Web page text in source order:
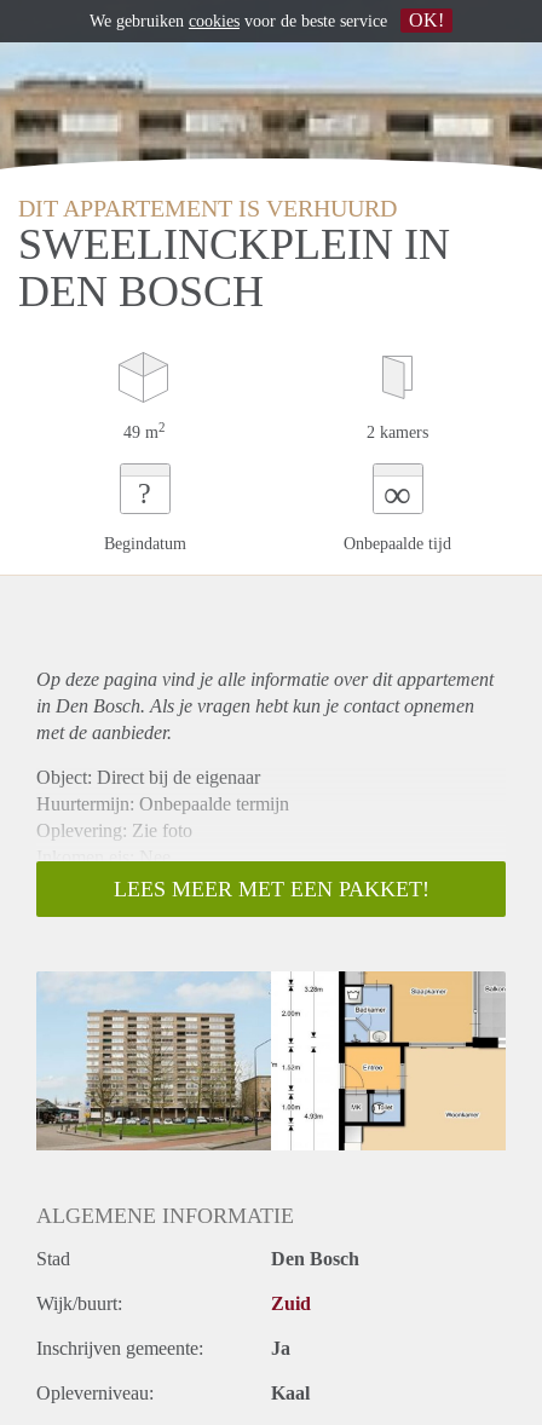
DIT APPARTEMENT IS VERHUURD
SWEELINCKPLEIN IN
DEN BOSCH
49 m2 2 kamers
?
Begindatum
∞
Onbepaalde tijd
Op deze pagina vind je alle informatie over ditappartement
in Den Bosch. Als je vragen hebt kun je contact opnemen
met de aanbieder.
Object: Direct bij de eigenaar
Huurtermijn: Onbepaalde termijn
Oplevering: Zie foto
Inkomen eis: Nee
Garantiestelling mogelijk: Nee
Borg: 1 Maand
Huisdieren toegestaan: Afhankelijk van de Eigenaar
Huurtoeslag grens: Ja
Geschikt voor studenten: Afhankelijk van de Eigenaar
LEES MEER MET EEN PAKKET!
ALGEMENE INFORMATIE
Stad Den Bosch
Wijk/buurt: Zuid
Inschrijven gemeente: Ja
Opleverniveau: Kaal
We gebruiken cookies voor de beste service OK!